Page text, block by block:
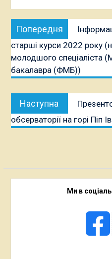
Навігація
записів
Попередня
Попередня
старші курси 2022 року
молодшого спеціаліста
бакалавра (ФМБ))
Наступна
обсерваторії на горі Піп
Ми в